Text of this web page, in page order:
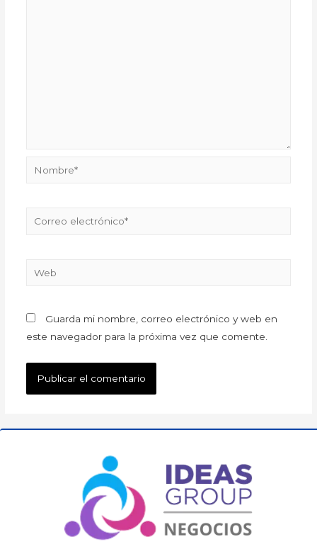
Guarda mi nombre, correo electrónico y web en
este navegador para la próxima vez que comente.